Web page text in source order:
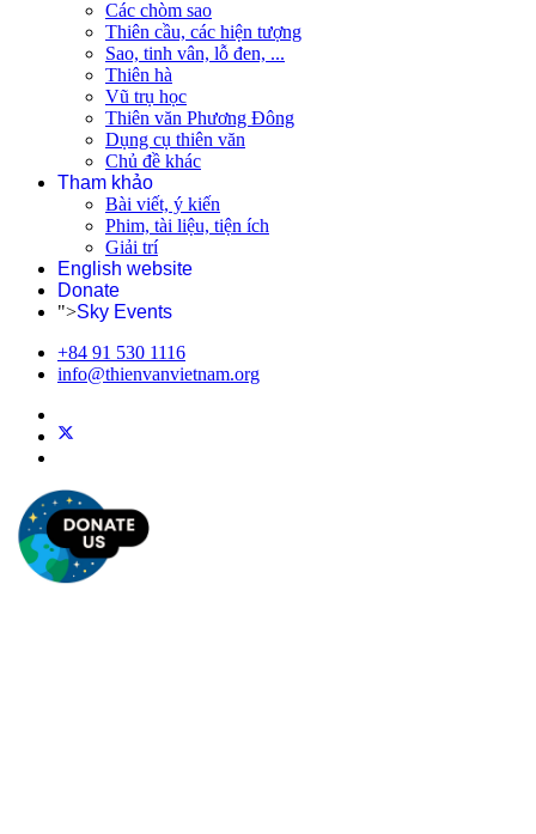
Các chòm sao
Thiên cầu, các hiện tượng
Sao, tinh vân, lỗ đen, ...
Thiên hà
Vũ trụ học
Thiên văn Phương Đông
Dụng cụ thiên văn
Chủ đề khác
Tham khảo
Bài viết, ý kiến
Phim, tài liệu, tiện ích
Giải trí
English website
Donate
">Sky Events
+84 91 530 1116
info@thienvanvietnam.org